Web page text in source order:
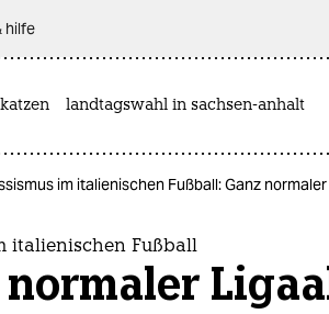
hilfe
katzen landtagswahl in sachsen-anhalt
im italienischen Fußball: Ganz
italienischen Fußball
normaler